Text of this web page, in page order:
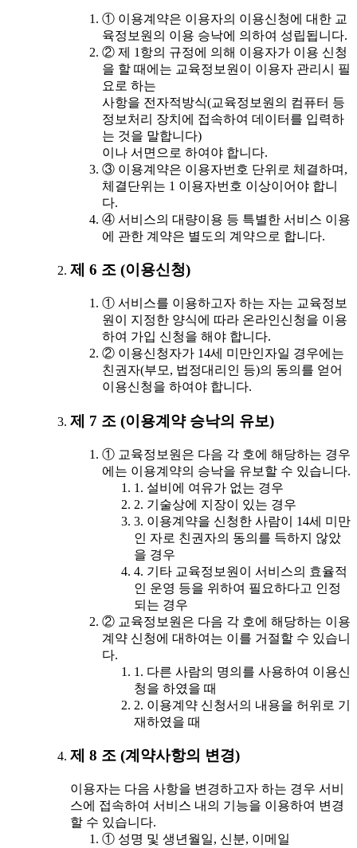
① 이용계약은 이용자의 이용신청에 대한 교
육정보원의 이용 승낙에 의하여 성립됩니다.
② 제 1항의 규정에 의해 이용자가 이용 신청
을 할 때에는 교육정보원이 이용자 관리시 필
요로 하는
사항을 전자적방식(교육정보원의 컴퓨터 등
정보처리 장치에 접속하여 데이터를 입력하
는 것을 말합니다)
이나 서면으로 하여야 합니다.
③ 이용계약은 이용자번호 단위로 체결하며,
체결단위는 1 이용자번호 이상이어야 합니
다.
④ 서비스의 대량이용 등 특별한 서비스 이용
에 관한 계약은 별도의 계약으로 합니다.
제 6 조 (이용신청)
① 서비스를 이용하고자 하는 자는 교육정보
원이 지정한 양식에 따라 온라인신청을 이용
하여 가입 신청을 해야 합니다.
② 이용신청자가 14세 미만인자일 경우에는
친권자(부모, 법정대리인 등)의 동의를 얻어
이용신청을 하여야 합니다.
제 7 조 (이용계약 승낙의 유보)
① 교육정보원은 다음 각 호에 해당하는 경우
에는 이용계약의 승낙을 유보할 수 있습니다.
1. 설비에 여유가 없는 경우
2. 기술상에 지장이 있는 경우
3. 이용계약을 신청한 사람이 14세 미만
인 자로 친권자의 동의를 득하지 않았
을 경우
4. 기타 교육정보원이 서비스의 효율적
인 운영 등을 위하여 필요하다고 인정
되는 경우
② 교육정보원은 다음 각 호에 해당하는 이용
계약 신청에 대하여는 이를 거절할 수 있습니
다.
1. 다른 사람의 명의를 사용하여 이용신
청을 하였을 때
2. 이용계약 신청서의 내용을 허위로 기
재하였을 때
제 8 조 (계약사항의 변경)
이용자는 다음 사항을 변경하고자 하는 경우 서비
스에 접속하여 서비스 내의 기능을 이용하여 변경
할 수 있습니다.
① 성명 및 생년월일, 신분, 이메일